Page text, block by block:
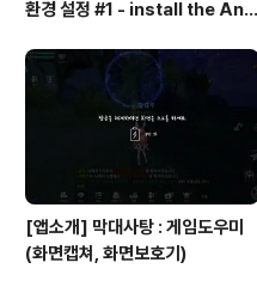
환경 설정 #1 - install the And
uration #1
[앱소개] 막대사탕 : 게임도우미
(화면캡쳐, 화면보호기)